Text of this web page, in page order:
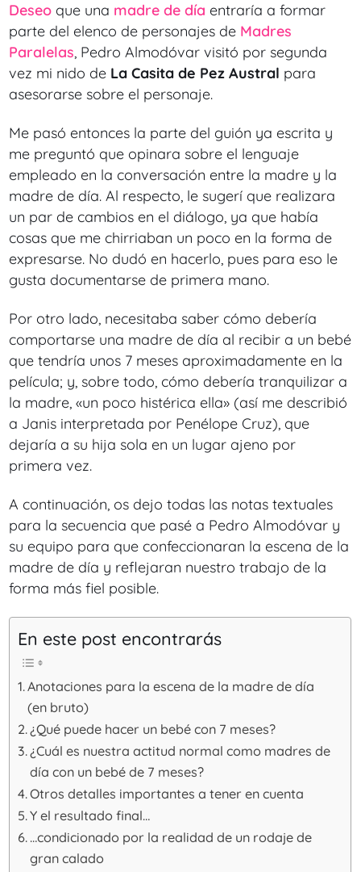
Deseo que una madre de día entraría a formar
parte del elenco de personajes de Madres
Paralelas, Pedro Almodóvar visitó por segunda
vez mi nido de La Casita de Pez Austral para
asesorarse sobre el personaje.
Me pasó entonces la parte del guión ya escrita y
me preguntó que opinara sobre el lenguaje
empleado en la conversación entre la madre y la
madre de día. Al respecto, le sugerí que realizara
un par de cambios en el diálogo, ya que había
cosas que me chirriaban un poco en la forma de
expresarse. No dudó en hacerlo, pues para eso le
gusta documentarse de primera mano.
Por otro lado, necesitaba saber cómo debería
comportarse una madre de día al recibir a un bebé
que tendría unos 7 meses aproximadamente en la
película; y, sobre todo, cómo debería tranquilizar a
la madre, «un poco histérica ella» (así me describió
a Janis interpretada por Penélope Cruz), que
dejaría a su hija sola en un lugar ajeno por
primera vez.
A continuación, os dejo todas las notas textuales
para la secuencia que pasé a Pedro Almodóvar y
su equipo para que confeccionaran la escena de la
madre de día y reflejaran nuestro trabajo de la
forma más fiel posible.
En este post encontrarás
Anotaciones para la escena de la madre de día
(en bruto)
¿Qué puede hacer un bebé con 7 meses?
¿Cuál es nuestra actitud normal como madres de
día con un bebé de 7 meses?
Otros detalles importantes a tener en cuenta
Y el resultado final…
…condicionado por la realidad de un rodaje de
gran calado